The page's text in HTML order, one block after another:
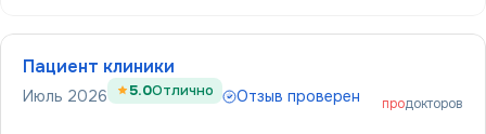
Пациент клиники
Июль 2026 5.0Отлично Отзыв проверен продокторов